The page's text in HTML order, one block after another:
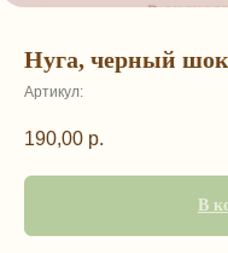
Нуга, черный
Артикул:
190,00 р.
В